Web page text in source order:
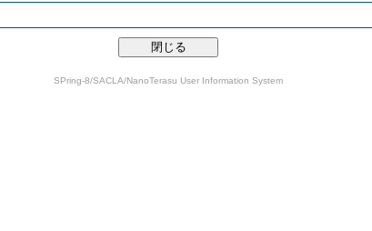
SPring-8/SACLA/NanoTerasu User Information System